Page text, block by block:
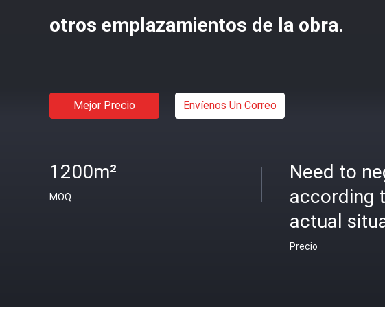
otros emplazamientos de la obra.
Mejor Precio Envíenos Un Correo
1200m²
MOQ
Need to
according
actual
Precio